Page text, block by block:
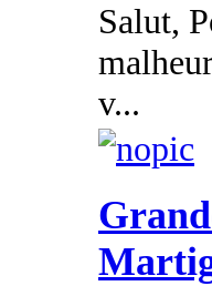
Salut,
v...